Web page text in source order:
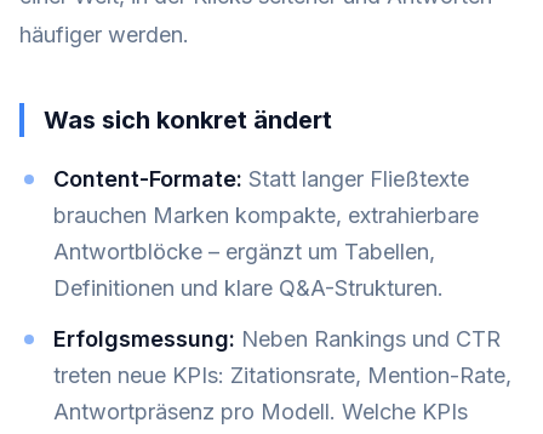
häufiger werden.
Was sich konkret ändert
Content-Formate: Statt langer Fließtexte
brauchen Marken kompakte, extrahierbare
Antwortblöcke – ergänzt um Tabellen,
Definitionen und klare Q&A-Strukturen.
Erfolgsmessung: Neben Rankings und CTR
treten neue KPIs: Zitationsrate, Mention-Rate,
Antwortpräsenz pro Modell. Welche KPIs